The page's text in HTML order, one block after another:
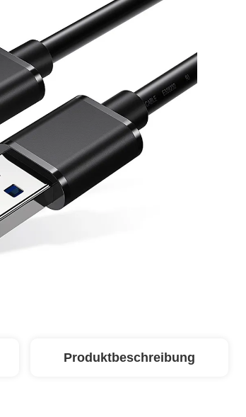
Produktbeschreibung